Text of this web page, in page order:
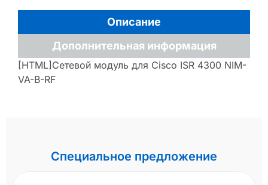
Описание
Дополнительная информация
[HTML]Сетевой модуль для Cisco ISR 4300 NIM-
VA-B-RF
Специальное предложение